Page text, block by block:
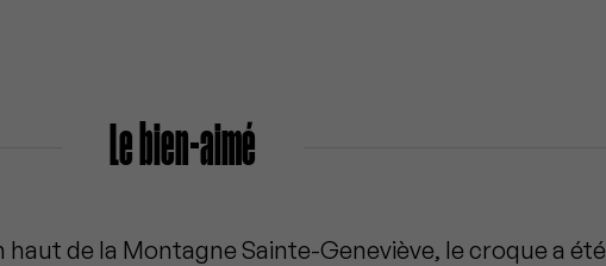
Le bien-aimé
de la Montagne Sainte-Geneviève, le croque a été